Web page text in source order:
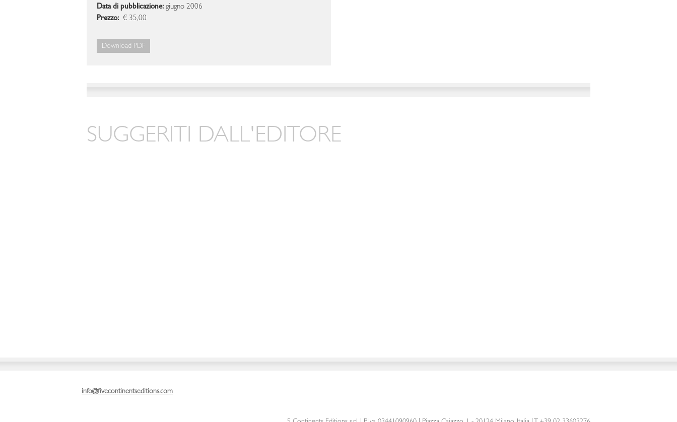
Data di pubblicazione: giugno 2006
Prezzo: € 35,00
Download PDF
SUGGERITI DALL'EDITORE
info@fivecontinentseditions.com